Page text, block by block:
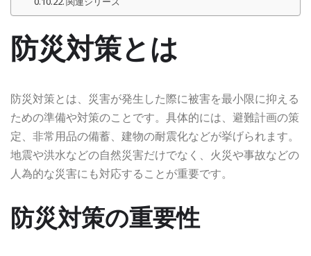
防災対策とは
防災対策とは、災害が発生した際に被害を最小限に抑える
ための準備や対策のことです。具体的には、避難計画の策
定、非常用品の備蓄、建物の耐震化などが挙げられます。
地震や洪水などの自然災害だけでなく、火災や事故などの
人為的な災害にも対応することが重要です。
防災対策の重要性